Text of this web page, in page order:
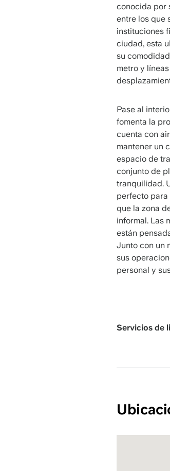
conocida por
entre los que
instituciones
ciudad, esta
su
metro y
Pase al
fomenta la
cuenta con
mantener un
espacio de
conjunto de
tranquilidad.
perfecto para
que la zona
informal. Las
están
Junto con un
sus
personal y
Servicios de